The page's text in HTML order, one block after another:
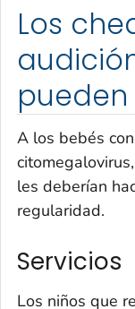
Los
A los bebés
les deberían
regularidad.
Servicios
Los niños que